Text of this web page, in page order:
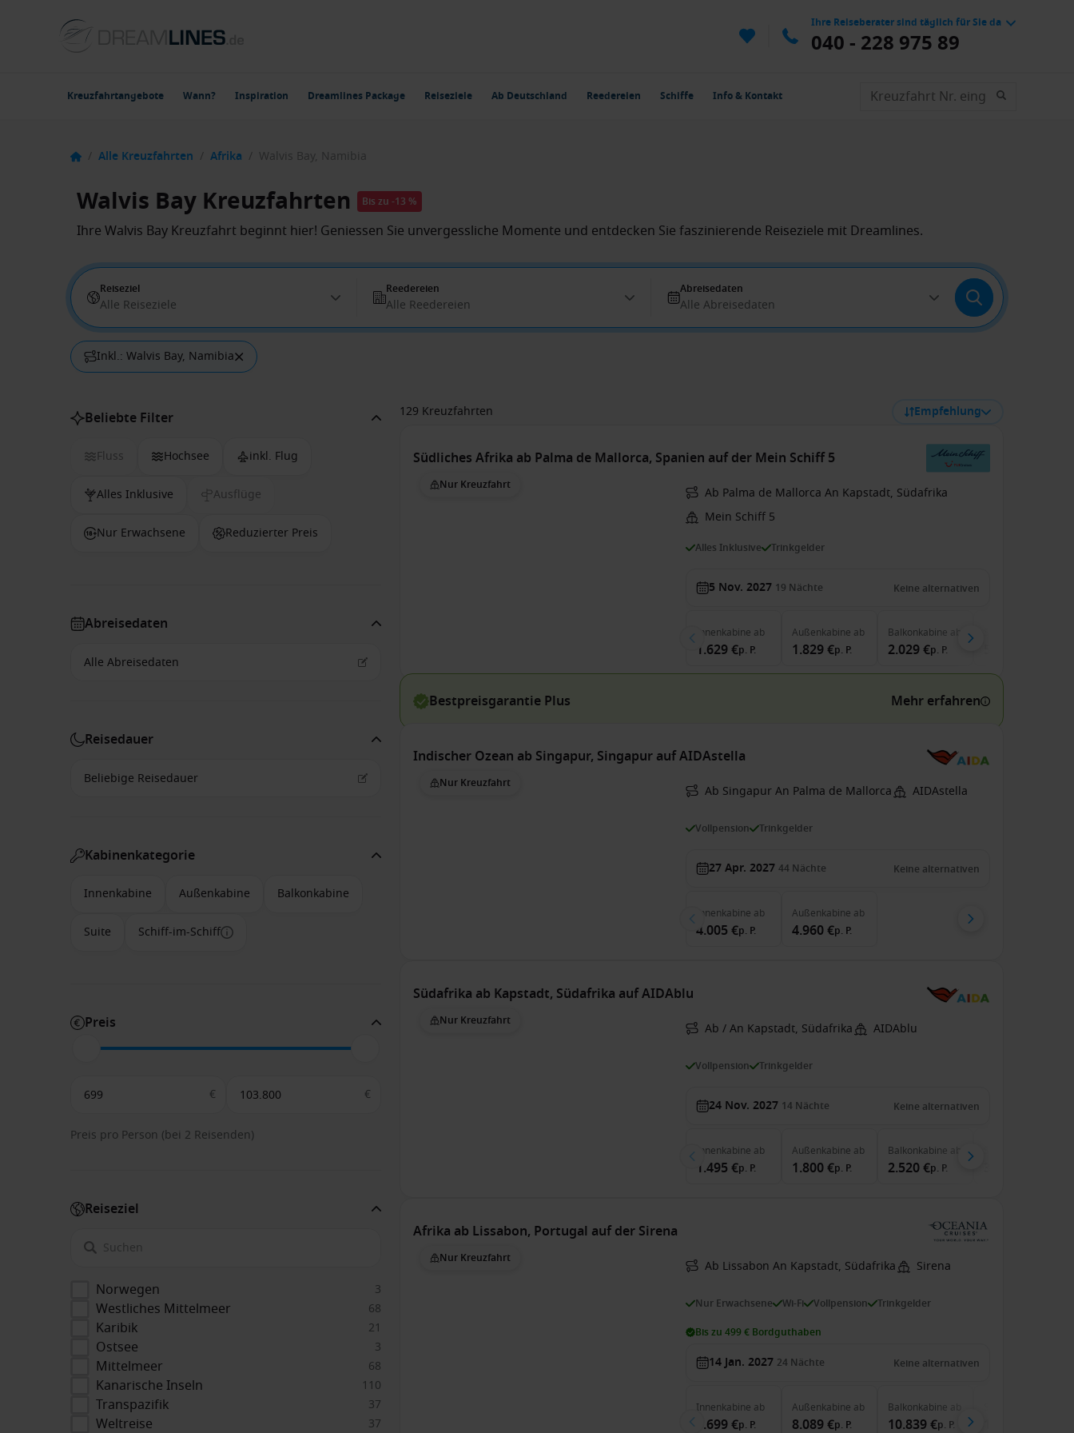
Ihre Reiseberater sind täglich für Sie da
040 - 228 975 89
Kreuzfahrtangebote Wann? Inspiration Dreamlines Package Reiseziele Ab Deutschland Reedereien Schiffe Info & Kontakt
/ Alle Kreuzfahrten / Afrika / Walvis Bay, Namibia
Walvis Bay Kreuzfahrten Bis zu -13 %
Ihre Walvis Bay Kreuzfahrt beginnt hier! Geniessen Sie unvergessliche Momente und entdecken Sie faszinierende Reiseziele mit Dreamlines.
Reiseziel
Alle Reiseziele
Reedereien
Alle Reedereien
Abreisedaten
Alle Abreisedaten
Inkl.: Walvis Bay, Namibia
Beliebte Filter
Fluss Hochsee inkl. Flug
Alles Inklusive Ausflüge
Nur Erwachsene Reduzierter Preis
Abreisedaten
Reisedauer
Kabinenkategorie
Innenkabine Außenkabine Balkonkabine
Suite Schiff-im-Schiff
Preis
€ €
Preis pro Person (bei 2 Reisenden)
Reiseziel
Norwegen 3
Westliches Mittelmeer 68
Karibik 21
Ostsee 3
Mittelmeer 68
Kanarische Inseln 110
Transpazifik 37
Weltreise 37
129 Kreuzfahrten Empfehlung
Südliches Afrika ab Palma de Mallorca, Spanien auf der Mein Schiff 5
Nur Kreuzfahrt
Ab Palma de Mallorca An Kapstadt, Südafrika
Mein Schiff 5
Alles Inklusive Trinkgelder
5 Nov. 2027 19 Nächte Keine alternativen
Innenkabine ab
1.629 €p. P.
Außenkabine ab
1.829 €p. P.
Balkonkabine ab
2.029 €p. P.
Bestpreisgarantie Plus Mehr erfahren
Indischer Ozean ab Singapur, Singapur auf AIDAstella
Nur Kreuzfahrt Ab Singapur An Palma de Mallorca AIDAstella
Vollpension Trinkgelder
27 Apr. 2027 44 Nächte Keine alternativen
Innenkabine ab
4.005 €p. P.
Außenkabine ab
4.960 €p. P.
Südafrika ab Kapstadt, Südafrika auf AIDAblu
Nur Kreuzfahrt Ab / An Kapstadt, Südafrika AIDAblu
Vollpension Trinkgelder
24 Nov. 2027 14 Nächte Keine alternativen
Innenkabine ab
1.495 €p. P.
Außenkabine ab
1.800 €p. P.
Balkonkabine ab
2.520 €p. P.
Afrika ab Lissabon, Portugal auf der Sirena
Nur Kreuzfahrt Ab Lissabon An Kapstadt, Südafrika Sirena
Nur Erwachsene Wi-Fi Vollpension Trinkgelder
Bis zu 499 € Bordguthaben
14 Jan. 2027 24 Nächte Keine alternativen
Innenkabine ab
7.699 €p. P.
Außenkabine ab
8.089 €p. P.
Balkonkabine ab
10.839 €p. P.